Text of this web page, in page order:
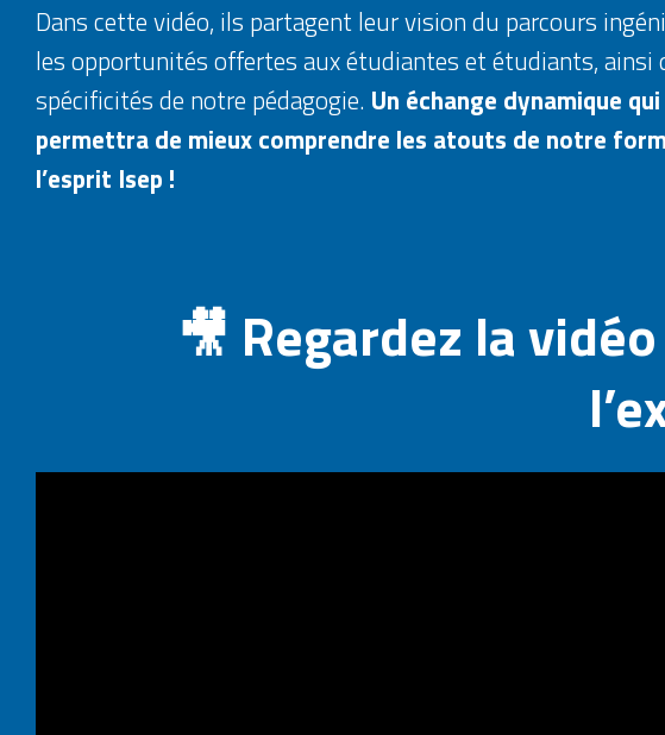
Dans cette vidéo, ils partagent leur vision du parcours
les opportunités offertes aux étudiantes et étudiants, ainsi
spécificités de notre pédagogie. Un échange dynamique
permettra de mieux comprendre les atouts de notre
l’esprit Isep !
🎥 Regardez la